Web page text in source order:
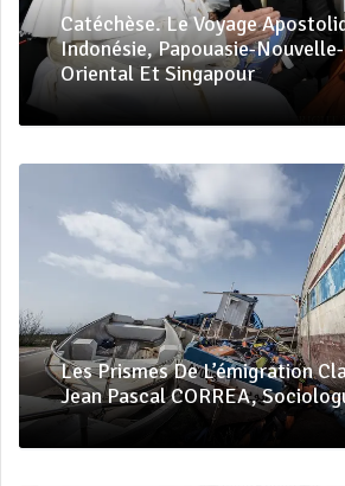
Catéchèse. Le Voyage
Indonésie, Papouasie-
Oriental Et Singapour
Les Prismes De L’émigration
Jean Pascal CORREA,